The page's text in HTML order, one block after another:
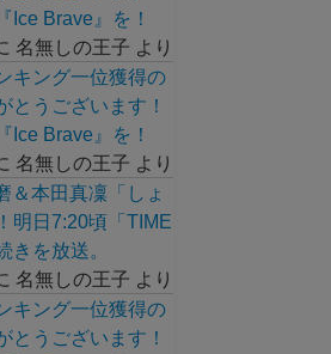
Ice Brave』を！
名無しの王子 より
キング一位獲得の
とうございます！
Ice Brave』を！
名無しの王子 より
＆本田真凜「しょ
明日7:20頃「TIME
きを放送。
名無しの王子 より
キング一位獲得の
とうございます！